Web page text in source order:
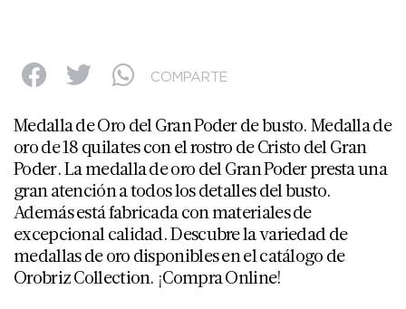
COMPARTE
Medalla de Oro del Gran Poder de busto. Medalla de
oro de 18 quilates con el rostro de Cristo del Gran
Poder. La medalla de oro del Gran Poder presta una
gran atención a todos los detalles del busto.
Además está fabricada con materiales de
excepcional calidad. Descubre la variedad de
medallas de oro disponibles en el catálogo de
Orobriz Collection. ¡Compra Online!